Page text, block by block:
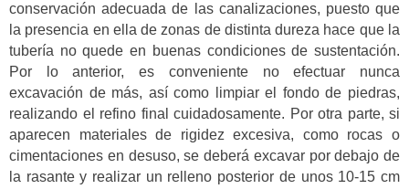
conservación adecuada de las canalizaciones, puesto que
la presencia en ella de zonas de distinta dureza hace que la
tubería no quede en buenas condiciones de sustentación.
Por lo anterior, es conveniente no efectuar nunca
excavación de más, así como limpiar el fondo de piedras,
realizando el refino final cuidadosamente. Por otra parte, si
aparecen materiales de rigidez excesiva, como rocas o
cimentaciones en desuso, se deberá excavar por debajo de
la rasante y realizar un relleno posterior de unos 10-15 cm